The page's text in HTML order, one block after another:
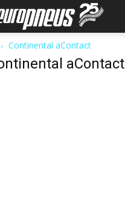
Continental aContact
aContact